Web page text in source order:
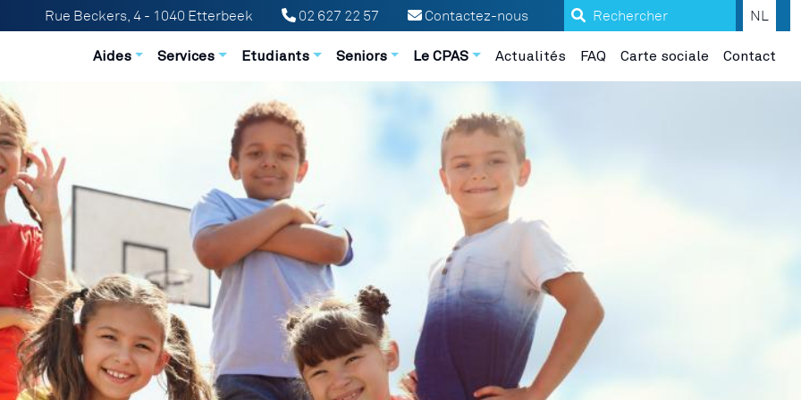
Search NL
Contactez-nous
02 627 22 57
Rue Beckers, 4 - 1040 Etterbeek
Navigation principale
Aides Services Etudiants Seniors Le CPAS Actualités FAQ Carte sociale Contact